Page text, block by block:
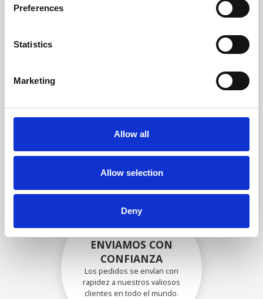
Preferences
Statistics
Marketing
Allow all
Allow selection
Deny
EMBALADO DE
FORMA SEGURA
Cada pieza individual se
empaqueta de forma segura
ENVIAMOS CON
CONFIANZA
Los pedidos se envían con
rapidez a nuestros valiosos
clientes en todo el mundo.